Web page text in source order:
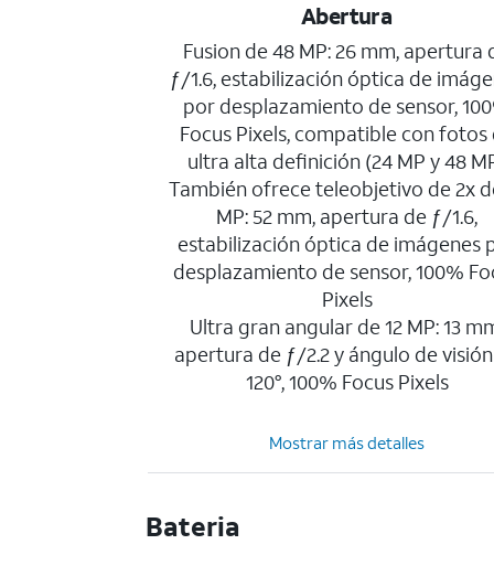
Abertura
Fusion de 48 MP: 26 mm, apertura
ƒ/1.6, estabilización óptica de
por desplazamiento de sensor,
Focus Pixels, compatible con fotos
ultra alta definición (24 MP y 48
También ofrece teleobjetivo de 2x
MP: 52 mm, apertura de ƒ/1.6,
estabilización óptica de imágenes
desplazamiento de sensor, 100%
Pixels
Ultra gran angular de 12 MP: 13
apertura de ƒ/2.2 y ángulo de
120°, 100% Focus Pixels
Mostrar más detalles
Bateria